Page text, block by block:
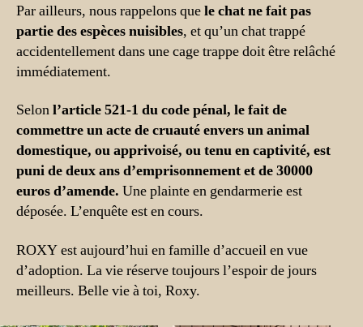
Par ailleurs, nous rappelons quele chat ne fait pas
partie des espèces nuisibles, et qu’un chat trappé
accidentellement dans une cage trappe doit être relâché
immédiatement.
Selonl’article 521-1 du code pénal, le fait de
commettre un acte de cruauté envers un animal
domestique, ou apprivoisé, ou tenu en captivité, est
puni de deux ans d’emprisonnement et de 30000
euros d’amende. Une plainte en gendarmerie est
déposée. L’enquête est en cours.
ROXY est aujourd’hui en famille d’accueil en vue
d’adoption. La vie réserve toujours l’espoir de jours
meilleurs. Belle vie à toi, Roxy.